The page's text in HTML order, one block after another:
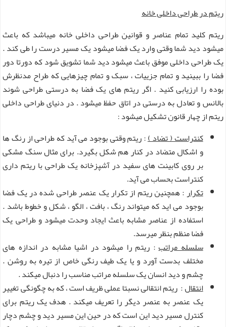
ریتم در طراحی داخلی خانه
ریتم کلید تمام عناصر و قوانین طراحی داخلی خانه میباشد که باعث
میشود دید شما وقتی وارد یک فضا میشود یک مسیر درست را طی کند .
یک طراحی داخلی موفق باعث میشود دید شما تشویق شود که دورتا دور
فضا را ببینید و تمام جزییات ، سبک و تمام چیزهایی که طراح مدنظرش
بوده را ارزیابی کنید . اگر ریتم های یک فضا به درستی طراحی شوند
بالانس و تعادل به درستی در اتاق حفظ میشود . در دنیای طراحی داخلی
ریتم از چهار قانون تشکیل میشود :
کنتراست ( تضاد ): ریتم وقتی بوجود می آید که طراحی از رنگ ها
و اشکال متضاد در کنار هم شکل بگیرد. برای مثال سنگ مشکی
بر روی کابینت های سفید در آشپزخانه یک طراحی با ریتم داری
کنتراست بحساب می آید.
تکرار: همچنین ریتم از تکرار یک عنصر طراحی شده در یک فضا
بوجود می اید که میتواند رنگ ، بافت ، الگو ، شکل و خطوط باشد .
استفاده از عناصر مشابه باعث ایجاد وحدت میشود و طراحی یک
فضا منظم بنظر میرسد.
سلسله مراتب: ریتم را میشود در اشیا مشابه در اندازه های
مختلف بدست آورد و یا یک طیف رنگی خاص از تیره به روشن .
چشم و دید انسان یک سلسله مراتب مناسب را دنبال میکند .
انتقال: ریتم انتقالی نسبتا عملی ظریف است ، که به چگونگی تغییر
یک عنصر به عنصر دیگر را تعریف میکند . هدف یک ریتم برای
کنترل مسیر دید این است که در حین این مسیر دید و چشم دچار